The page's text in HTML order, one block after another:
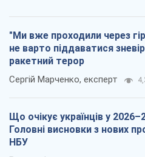
"Ми вже проходили через
не варто піддаватися
ракетний терор
Сергій Марченко, експерт
Що очікує українців у
Головні висновки з нових
НБУ